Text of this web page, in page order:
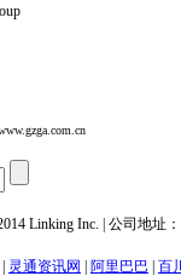
Linking Inc. | 公司地址
| 灵通资讯网 | 阿里巴巴 | 百